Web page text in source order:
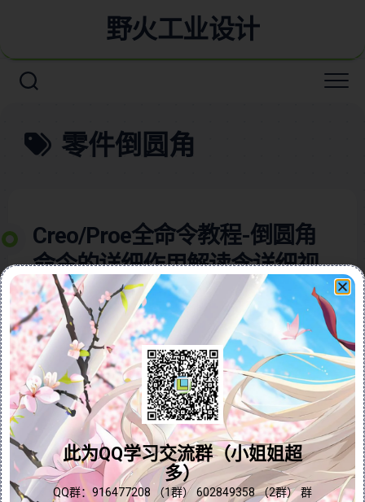
野火工业设计
零件倒圆角
Creo/Proe全命令教程-倒圆角
命令的详细作用解读含详细视
频教程
本视频教程含图文全面介绍了在工业设计软件中如何使
用倒圆角命令，这是一项关键功能，能够为设计增添平
滑过渡与美观效果。教程详细讲解了倒圆角命令的基本
概念，以及不同类型的圆角（如圆形、滚球形、圆锥形
等）的应用场景。视频还深入解析了多种选项功能，包
括延伸曲面、完全倒圆角、通过曲线倒圆角和弦倒圆
角，并通过实例演示帮助用户理解如何在不同设计需求
下选择合适的倒圆角类型与参数，以达到最佳效果。无
论您是工业设计初学者还是希望提升设计质量的专业人
此为QQ学习交流群（小姐姐超
多）
QQ群：916477208 （1群） 602849358 （2群） 群
问题答疑♥资料白嫖
群内有大量学习资料哟~
点我直接加群嘛